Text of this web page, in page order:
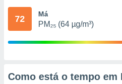
através
72 Má
PM₂₅ (64 µg/m³)
Como está o tempo em